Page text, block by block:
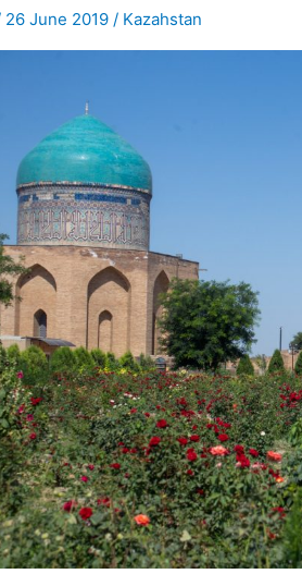
26 June 2019/ Kazahstan